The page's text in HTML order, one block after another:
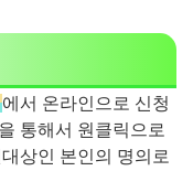
에서 온라인으로 신청
통해서 원클릭으로
상인 본인의 명의로